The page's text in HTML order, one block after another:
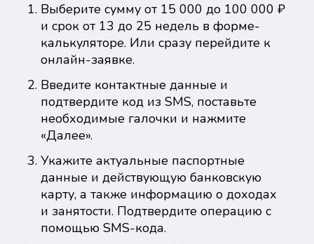
Выберите сумму от 15 000 до 100 000 ₽
и срок от 13 до 25 недель в форме-
калькуляторе. Или сразу перейдите к
онлайн-заявке.
Введите контактные данные и
подтвердите код из SMS, поставьте
необходимые галочки и нажмите
«Далее».
Укажите актуальные паспортные
данные и действующую банковскую
карту, а также информацию о доходах
и занятости. Подтвердите операцию с
помощью SMS-кода.